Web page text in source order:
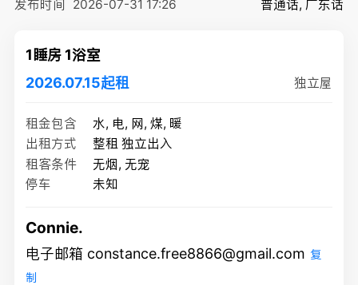
发布时间 2026-07-31 17:26 普通话, 广东话
1睡房 1浴室
2026.07.15起租
独立屋
租金包含
水, 电, 网, 煤, 暖
出租方式
整租 独立出入
租客条件
无烟, 无宠
停车
未知
Connie.
电子邮箱 constance.free8866@gmail.com 复
制